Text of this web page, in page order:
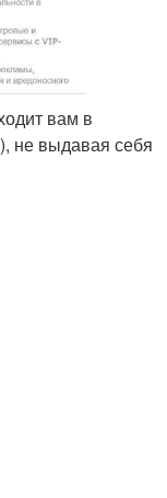
вам в
не выдавая себя